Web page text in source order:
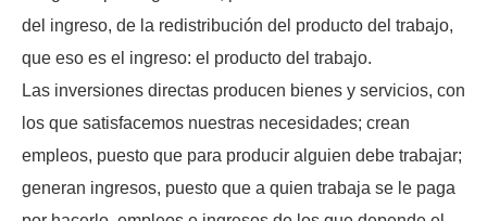
del ingreso, de la redistribución del producto del trabajo,
que eso es el ingreso: el producto del trabajo.
Las inversiones directas producen bienes y servicios, con
los que satisfacemos nuestras necesidades; crean
empleos, puesto que para producir alguien debe trabajar;
generan ingresos, puesto que a quien trabaja se le paga